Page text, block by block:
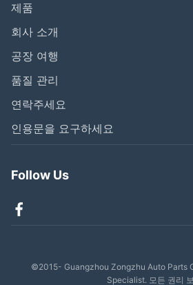
제품
회사 소개
공장 여행
품질 관리
연락주세요
인용문을 요구하세요
Follow Us
©2015- Guangzhou Zongzhu Auto Parts
Specialist. 모든 권리